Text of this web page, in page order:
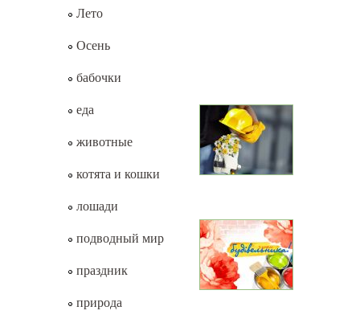
Лето
Осень
бабочки
еда
животные
котята и кошки
лошади
подводный мир
праздник
природа